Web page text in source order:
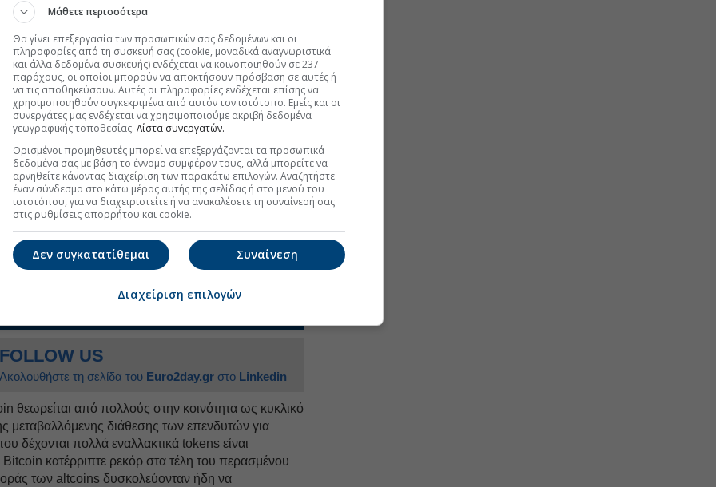
tokens τροφοδοτήθηκε από τεχνολογίες που
δημιουργίας νέων ψηφιακών περιουσιακών
την κατασκευή ενός ολόκληρου blockchain
η ανάπτυξη ενός τυποποιημένου συμβολαίου.
.
Δεκάδες εκατομμύρια crypto tokens
χρόνια. Λιγότερα από1.700εξακολουθούν να
συναλλακτική δραστηριότητα σε αποκεντρωμένα
έκθεση τηςDelphi Digital. Τα περισσότερα
από κεφάλαια επιχειρηματικών συμμετοχών
τιμή λανσαρίσματός τους — ορισμένα
. Η απόδοση σε ένα ευρύ δείγμα tokens που
κατά 80%.
Google Discover!
εξελίξεις με την υπογραφη εγκυρότητας του Euro2day.gr
FOLLOW US
Ακολουθήστε τη σελίδα του Euro2day.gr στο Linkedin
από πολλούς στην κοινότητα ως κυκλικό
μεταβαλλόμενης διάθεσης των επενδυτών για
δέχονται πολλά εναλλακτικά tokens είναι
Bitcoin κατέρριπτε ρεκόρ στα τέλη του περασμένου
των altcoins δυσκολεύονταν ήδη να
Μάθετε περισσότερα
Θα γίνει επεξεργασία των προσωπικών σας δεδομένων και οι
πληροφορίες από τη συσκευή σας (cookie, μοναδικά αναγνωριστικά
και άλλα δεδομένα συσκευής) ενδέχεται να κοινοποιηθούν σε 237
παρόχους, οι οποίοι μπορούν να αποκτήσουν πρόσβαση σε αυτές ή
να τις αποθηκεύσουν. Αυτές οι πληροφορίες ενδέχεται επίσης να
χρησιμοποιηθούν συγκεκριμένα από αυτόν τον ιστότοπο. Εμείς και οι
συνεργάτες μας ενδέχεται να χρησιμοποιούμε ακριβή δεδομένα
γεωγραφικής τοποθεσίας. Λίστα συνεργατών.
Ορισμένοι προμηθευτές μπορεί να επεξεργάζονται τα προσωπικά
δεδομένα σας με βάση το έννομο συμφέρον τους, αλλά μπορείτε να
αρνηθείτε κάνοντας διαχείριση των παρακάτω επιλογών. Αναζητήστε
έναν σύνδεσμο στο κάτω μέρος αυτής της σελίδας ή στο μενού του
ιστοτόπου, για να διαχειριστείτε ή να ανακαλέσετε τη συναίνεσή σας
στις ρυθμίσεις απορρήτου και cookie.
Συναίνεση
Δεν συγκατατίθεμαι
Διαχείριση επιλογών